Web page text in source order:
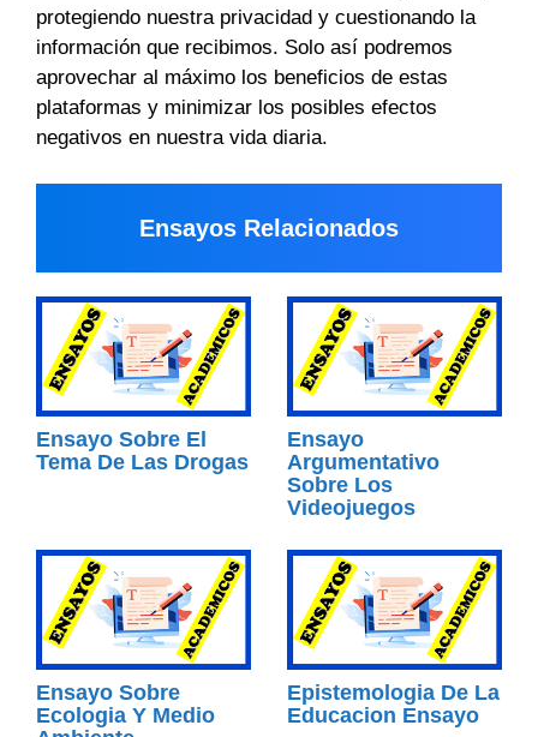
protegiendo nuestra privacidad y cuestionando la
información que recibimos. Solo así podremos
aprovechar al máximo los beneficios de estas
plataformas y minimizar los posibles efectos
negativos en nuestra vida diaria.
Ensayos Relacionados
Ensayo Sobre El
Tema De Las Drogas
Ensayo
Argumentativo
Sobre Los
Videojuegos
Ensayo Sobre
Ecologia Y Medio
Epistemologia De La
Educacion Ensayo